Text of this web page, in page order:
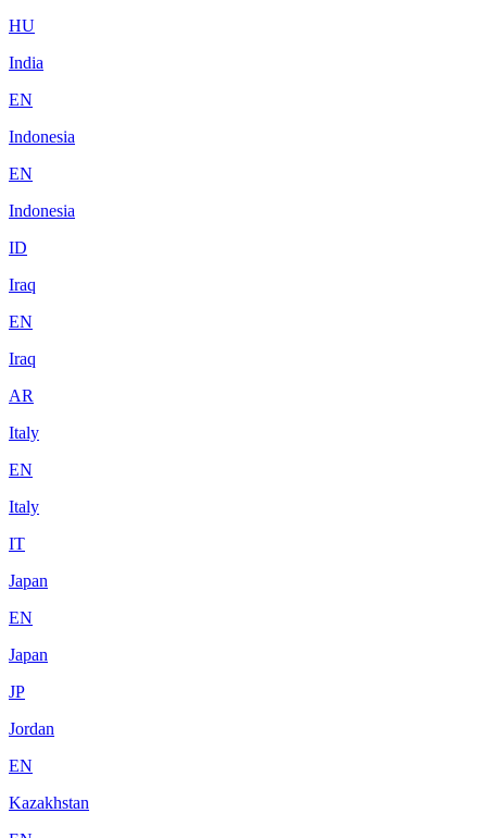
HU
India
EN
Indonesia
EN
Indonesia
ID
Iraq
EN
Iraq
AR
Italy
EN
Italy
IT
Japan
EN
Japan
JP
Jordan
EN
Kazakhstan